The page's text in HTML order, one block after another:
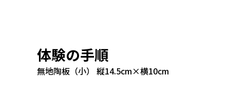
体験の手順
無地陶板（小） 縦14.5cm×横10cm